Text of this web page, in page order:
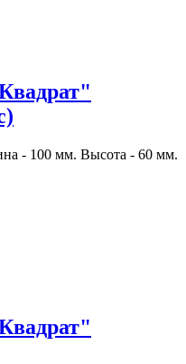
- 100 мм. Высота - 60 мм.